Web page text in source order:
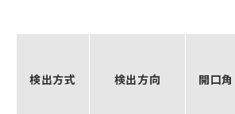
検出方式 検出方向 開口角